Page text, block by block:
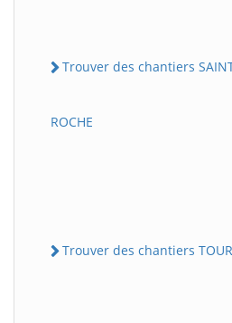
Trouver des chantiers
ROCHE
Trouver des chantiers